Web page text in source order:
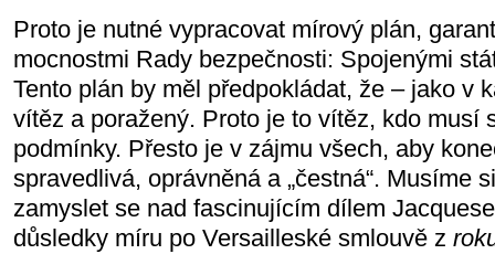
Proto je nutné vypracovat mírový plán,
mocnostmi Rady bezpečnosti: Spojenými
Tento plán by měl předpokládat, že – jako v
vítěz a poražený. Proto je to vítěz, kdo musí
podmínky. Přesto je v zájmu všech, aby
spravedlivá, oprávněná a „čestná“. Musíme
zamyslet se nad fascinujícím dílem
důsledky míru po Versailleské smlouvě z